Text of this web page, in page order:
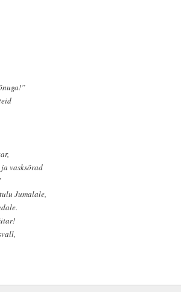
vasksõrad
Jumalale,